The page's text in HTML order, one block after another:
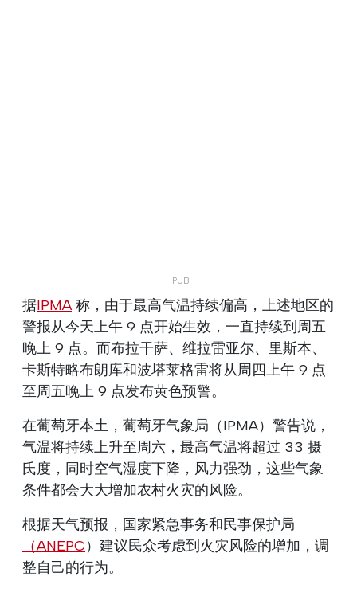
据IPMA 称，由于最高气温持续偏高，上述地区的
警报从今天上午 9 点开始生效，一直持续到周五
晚上 9 点。而布拉干萨、维拉雷亚尔、里斯本、
卡斯特略布朗库和波塔莱格雷将从周四上午 9 点
至周五晚上 9 点发布黄色预警。
在葡萄牙本土，葡萄牙气象局（IPMA）警告说，
气温将持续上升至周六，最高气温将超过 33 摄
氏度，同时空气湿度下降，风力强劲，这些气象
条件都会大大增加农村火灾的风险。
根据天气预报，国家紧急事务和民事保护局
（ANEPC）建议民众考虑到火灾风险的增加，调
整自己的行为。